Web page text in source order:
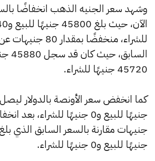
وشهد سعر الجنيه الذهب انخفاضًا
للشراء، منخفضًا
45720 جنيهًا للشراء.
جنيهًا للبيع و0 جنيهًا للشراء.